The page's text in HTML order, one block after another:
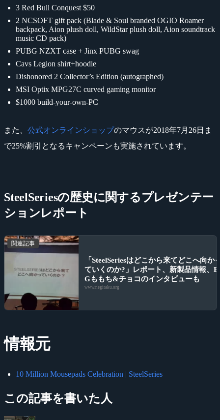
3 Red Bull Conquest $50
2 NCSOFT gift pack (Blade & Soul branded OGIO Roamer
backpack, Aion plush doll, WildStar plush doll, Aion soundtrack
music CD pack)
PUBG NZXT case + Jinx PUBG swag
Cavs Legion shirt+hoodie
Dishonored 2 Collector’s Edition (autographed)
MSI Optix MPG27C curved gaming monitor
$1000 build-your-own-PC
また、 公式オンラインショップのマウスが2018年7月26日ま
で25%割引となるキャンペーンも実施されています。
SteelSeriesの歴史に関するプレゼンテー
ションレポート
関連記事
「SteelSeriesはどこから来てどこへ向か
ていくのか?」レポート、新製品情報、E
Gももち&チョコのインタビューも
www.negitaku.org
情報元
10 Million Mousepads Celebration | SteelSeries
この記事を書いた人